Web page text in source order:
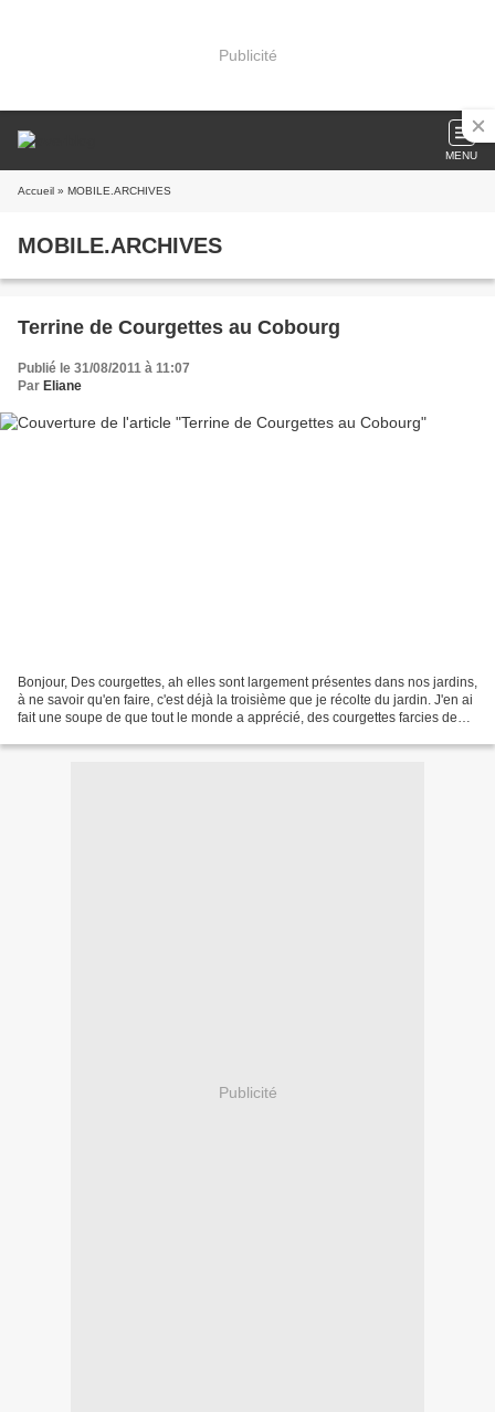
Publicité
MENU
Accueil » MOBILE.ARCHIVES
MOBILE.ARCHIVES
Terrine de Courgettes au Cobourg
Publié le 31/08/2011 à 11:07
Par Eliane
Bonjour, Des courgettes, ah elles sont largement présentes dans nos jardins,
à ne savoir qu'en faire, c'est déjà la troisième que je récolte du jardin. J'en ai
fait une soupe de que tout le monde a apprécié, des courgettes farcies de
Publicité